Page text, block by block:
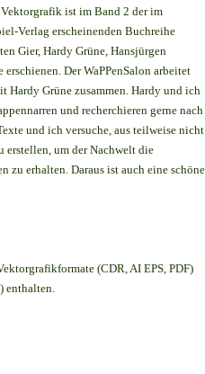
Vektorgrafik ist im Band 2 der im
Verlag erscheinenden Buchreihe
Gier, Hardy Grüne, Hansjürgen
Der WaPPenSalon arbeitet
Hardy Grüne zusammen. Hardy und ich
und recherchieren gerne nach
und ich versuche, aus teilweise nicht
erstellen, um der Nachwelt die
zu erhalten. Daraus ist auch eine schöne
(CDR, AI EPS, PDF)
enthalten.